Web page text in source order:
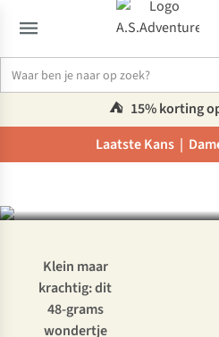
⛺️ 15% korting
Laatste Kans |
Getest:
Series Solo
waterfilter
Klein maar
krachtig: dit
48-grams
wondertje